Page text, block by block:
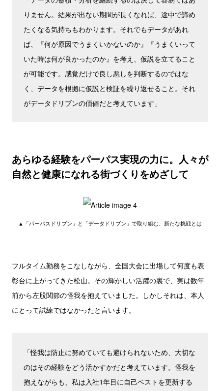
りません。結果が出ない期間が長くなれば、途中で諦め
たくなる気持ちもわかります。それでもデータがあれ
ば、『何が原因でうまくいかないのか』『うまくいって
いた時は何が良かったのか』を考え、仮説を立てること
が可能です。感覚だけで良し悪しを判断するのではな
く、データを根拠に仮説と検証を繰り返せること。それ
がデータドリブンの価値だと考えています」
あらゆる経験をパーパス実現の力に。人々が
自然と健康になれる街づくりをめざして
▲「パーパスドリブン」と「データドリブン」で取り組む、新たな挑戦とは
フルタイム勤務をこなしながら、全国大会に出場して何度も表
彰台に上がってきた松山。その輝かしい活躍の裏で、実は数年
前から左股関節の怪我を抱えていました。しかしそれは、本人
にとって試練ではなかったと言います。
「怪我は防止に努めていても避けられないため、大切な
のはその経験をどう活かすかだと考えています。怪我を
抱えながらも、私は入社1年目に自己ベストを更新する